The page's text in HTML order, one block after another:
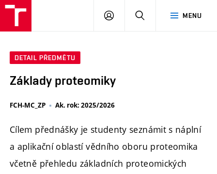
MENU
PŘIHLÁSIT
DETAIL PŘEDMĚTU
Základy proteomiky
FCH-MC_ZP Ak. rok: 2025/2026
Cílem přednášky je studenty seznámit s náplní
a aplikační oblastí vědního oboru proteomika
včetně přehledu základních proteomických